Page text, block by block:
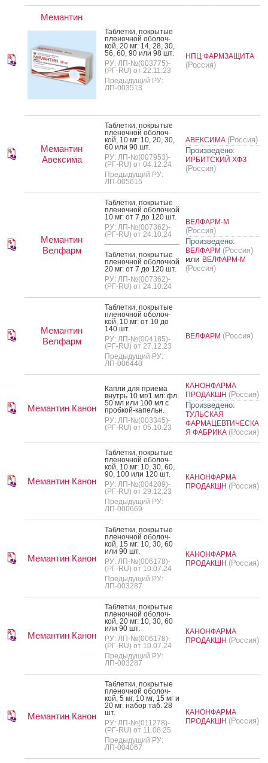
Мемантин
Таб­летки, пок­ры­тые
пле­ноч­ной обо­лоч­
кой, 20 мг: 14, 28, 30,
56, 60, 90 или 98 шт.
РУ: ЛП-№(003775)-
(РГ-RU) от 22.11.23
Предыдущий РУ:
ЛП-003513
НПЦ ФАРМЗАЩИТА
(Россия)
Мемантин
Авексима
Таб­летки, пок­ры­тые
пле­ноч­ной обо­лоч­
кой, 10 мг: 10, 20, 30,
60 или 90 шт.
РУ: ЛП-№(007953)-
(РГ-RU) от 04.12.24
Предыдущий РУ:
ЛП-005615
АВЕКСИМА (Россия)
Произведено:
ИРБИТСКИЙ ХФЗ
(Россия)
Мемантин
Велфарм
Таб­летки, пок­ры­тые
пле­ноч­ной обо­лоч­кой
10 мг: от 7 до 120 шт.
РУ: ЛП-№(007362)-
(РГ-RU) от 24.10.24
Таб­летки, пок­ры­тые
пле­ноч­ной обо­лоч­кой
20 мг: от 7 до 120 шт.
РУ: ЛП-№(007362)-
(РГ-RU) от 24.10.24
ВЕЛФАРМ-М
(Россия)
Произведено:
ВЕЛФАРМ (Россия)
или ВЕЛФАРМ-М
(Россия)
Мемантин
Велфарм
Таб­летки, пок­ры­тые
пле­ноч­ной обо­лоч­
кой, 10 мг: от 10 до
140 шт.
РУ: ЛП-№(004185)-
(РГ-RU) от 27.12.23
Предыдущий РУ:
ЛП-006440
ВЕЛФАРМ (Россия)
Мемантин Канон
Кап­ли для при­ема
внутрь 10 мг/1 мл: фл.
50 мл или 100 мл с
проб­кой-ка­пельн.
РУ: ЛП-№(003345)-
(РГ-RU) от 05.10.23
КАНОНФАРМА
ПРОДАКШН (Россия)
Произведено:
ТУЛЬСКАЯ
ФАРМАЦЕВТИЧЕСКА
Я ФАБРИКА (Россия)
Мемантин Канон
Таб­летки, пок­ры­тые
пле­ноч­ной обо­лоч­
кой, 10 мг: 10, 30, 60,
90, 100 или 120 шт.
РУ: ЛП-№(004209)-
(РГ-RU) от 29.12.23
Предыдущий РУ:
ЛП-000669
КАНОНФАРМА
ПРОДАКШН (Россия)
Мемантин Канон
Таб­летки, пок­ры­тые
пле­ноч­ной обо­лоч­
кой, 15 мг: 10, 30, 60
или 90 шт.
РУ: ЛП-№(006178)-
(РГ-RU) от 10.07.24
Предыдущий РУ:
ЛП-003287
КАНОНФАРМА
ПРОДАКШН (Россия)
Мемантин Канон
Таб­летки, пок­ры­тые
пле­ноч­ной обо­лоч­
кой, 20 мг: 10, 30, 60
или 90 шт.
РУ: ЛП-№(006178)-
(РГ-RU) от 10.07.24
Предыдущий РУ:
ЛП-003287
КАНОНФАРМА
ПРОДАКШН (Россия)
Мемантин Канон
Таб­летки, пок­ры­тые
пле­ноч­ной обо­лоч­
кой, 5 мг, 10 мг, 15 мг и
20 мг: на­бор таб. 28
шт.
РУ: ЛП-№(011278)-
(РГ-RU) от 11.08.25
Предыдущий РУ:
ЛП-004067
КАНОНФАРМА
ПРОДАКШН (Россия)